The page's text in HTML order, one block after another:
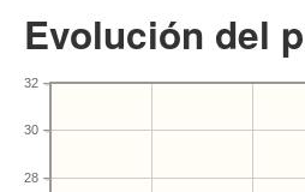
Evolución del
28
30
32